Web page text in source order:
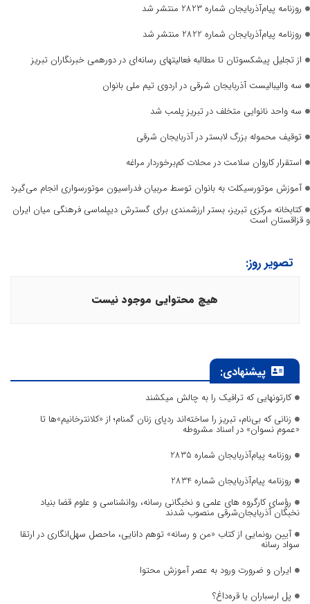
روزنامه پیام‌آذربایجان شماره 2823 منتشر شد
روزنامه پیام‌آذربایجان شماره 2822 منتشر شد
از تجلیل پیشکسوتان تا مطالبه فعالیتهای رسانه‌ای در دورهمی خبرنگاران تبریز
سه والیبالیست آذربایجان‌ شرقی در اردوی تیم ملی بانوان
سه واحد نانوایی متخلف در تبریز پلمب شد
توقیف محموله بزرگ لابستر در آذربایجان شرقی
استقرار کاروان سلامت در محلات کم‌برخوردار مراغه
آموزش موتورسیکلت به بانوان توسط مربیان فدراسیون موتورسواری انجام می‌گیرد
کتابخانه مرکزی تبریز، بستر ارزشمندی برای گسترش دیپلماسی فرهنگی میان ایران
و قزاقستان است
تصویر روز:
هیچ محتوایی موجود نیست
پیشنهادی:
کارتونهایی که ترافیک را به چالش میکشند
زنانی که بی‌نام، تبریز را ساخته‌اند ردپای زنان گمنام؛ از «کلانترخانیم»ها تا
«عموم نسوان» در اسناد مشروطه
روزنامه پیام‌آذربایجان شماره 2835
روزنامه پیام‌آذربایجان شماره 2834
رؤسای کارگروه های علمی و نخبگانی رسانه، روانشناسی و علوم قضا بنیاد
نخبگان آذربایجان‌شرقی منصوب شدند
آیین رونمایی از کتاب «من و رسانه» توهم دانایی، ماحصل سهل‌انگاری در ارتقا
سواد رسانه
ایران و ضرورت ورود به عصر آموزش محتوا
پل ارسباران یا قره‌داغ؟